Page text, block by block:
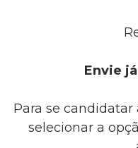
Envie
Para se
selecionar a